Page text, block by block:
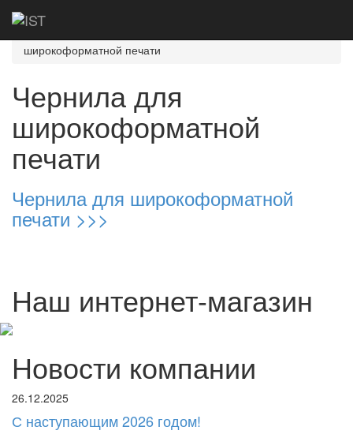
Главная
широкоформатной печати
Чернила для
широкоформатной
печати
Чернила для широкоформатной
печати >>>
Наш интернет-магазин
Новости компании
26.12.2025
С наступающим 2026 годом!